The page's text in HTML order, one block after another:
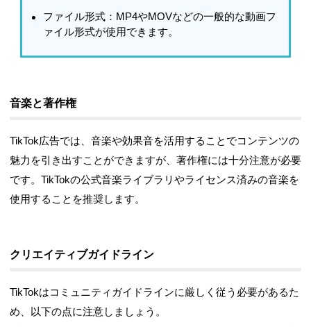
ファイル形式 ：MP4やMOVなどの一般的な動画フ
ァイル形式が使用できます。
音楽と著作権
TikTok広告では、音楽や効果音を活用することでコンテンツの
魅力を引き出すことができますが、著作権には十分注意が必要
です。TikTokの公式音楽ライブラリやライセンス済みの音楽を
使用することを推奨します。
クリエイティブガイドライン
TikTokはコミュニティガイドラインに厳しく従う必要があるた
め、以下の点に注意しましょう。